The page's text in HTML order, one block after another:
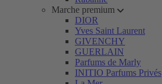
Marche premium
DIOR
Yves Saint Laurent
GIVENCHY
GUERLAIN
Parfums de Marly
INITIO Parfums Privés